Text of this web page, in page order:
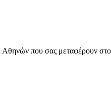
Αθηνών που σας μεταφέρουν